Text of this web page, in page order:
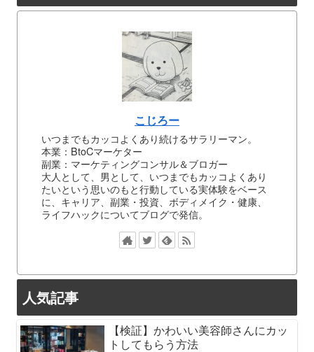
こじろー
いつまでもカッコよくあり続けるサラリーマン。
本業：BtoCマーケター
副業：マーケティングコンサル＆ブロガー
大人として、男として、いつまでもカッコよくあり
たいという思いのもと行動している実体験をベース
に、キャリア、副業・投資、ボディメイク・健康、
ライフハックについてブログで発信。
人気記事
【検証】かわいい美容師さんにカッ
トしてもらう方法